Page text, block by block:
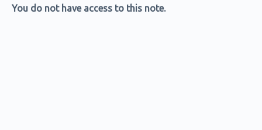
You do not have access to this note.